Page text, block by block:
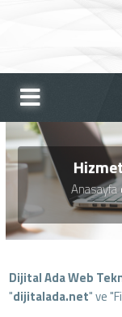
Anasayfa
Dijital Ada Web
"dijitalada.net" ve